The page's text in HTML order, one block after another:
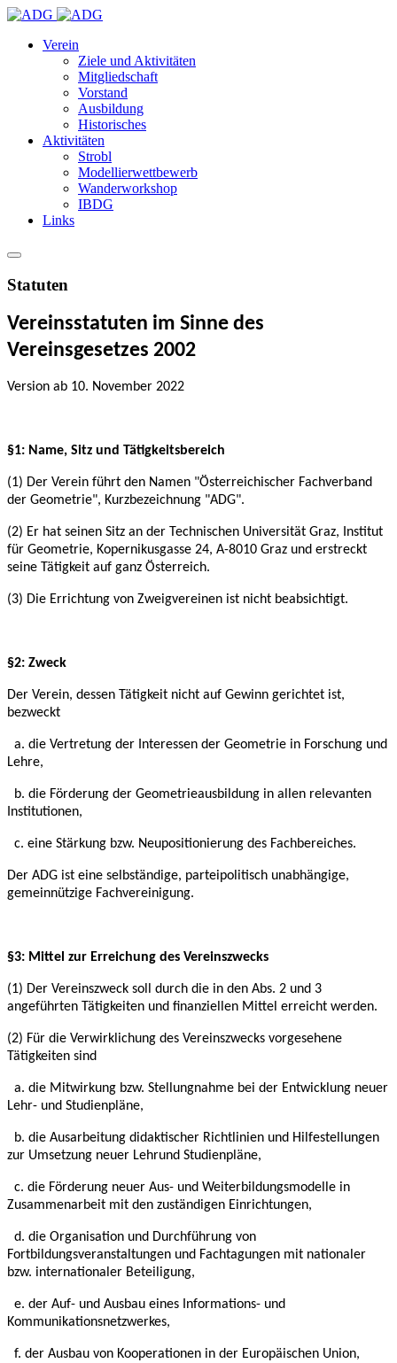
Verein
Ziele und Aktivitäten
Mitgliedschaft
Vorstand
Ausbildung
Historisches
Aktivitäten
Strobl
Modellierwettbewerb
Wanderworkshop
IBDG
Links
Statuten
Vereinsstatuten im Sinne des
Vereinsgesetzes 2002
Version ab 10. November 2022
§1: Name, Sitz und Tätigkeitsbereich
(1) Der Verein führt den Namen "Österreichischer Fachverband
der Geometrie", Kurzbezeichnung "ADG".
(2) Er hat seinen Sitz an der Technischen Universität Graz, Institut
für Geometrie, Kopernikusgasse 24, A-8010 Graz und erstreckt
seine Tätigkeit auf ganz Österreich.
(3) Die Errichtung von Zweigvereinen ist nicht beabsichtigt.
§2: Zweck
Der Verein, dessen Tätigkeit nicht auf Gewinn gerichtet ist,
bezweckt
a. die Vertretung der Interessen der Geometrie in Forschung und
Lehre,
b. die Förderung der Geometrieausbildung in allen relevanten
Institutionen,
c. eine Stärkung bzw. Neupositionierung des Fachbereiches.
Der ADG ist eine selbständige, parteipolitisch unabhängige,
gemeinnützige Fachvereinigung.
§3: Mittel zur Erreichung des Vereinszwecks
(1) Der Vereinszweck soll durch die in den Abs. 2 und 3
angeführten Tätigkeiten und finanziellen Mittel erreicht werden.
(2) Für die Verwirklichung des Vereinszwecks vorgesehene
Tätigkeiten sind
a. die Mitwirkung bzw. Stellungnahme bei der Entwicklung neuer
Lehr- und Studienpläne,
b. die Ausarbeitung didaktischer Richtlinien und Hilfestellungen
zur Umsetzung neuer Lehrund Studienpläne,
c. die Förderung neuer Aus- und Weiterbildungsmodelle in
Zusammenarbeit mit den zuständigen Einrichtungen,
d. die Organisation und Durchführung von
Fortbildungsveranstaltungen und Fachtagungen mit nationaler
bzw. internationaler Beteiligung,
e. der Auf- und Ausbau eines Informations- und
Kommunikationsnetzwerkes,
f. der Ausbau von Kooperationen in der Europäischen Union,